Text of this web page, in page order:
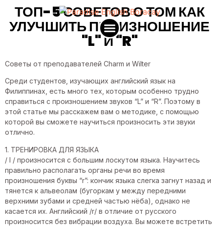
ТОП-5 СОВЕТОВ О ТОМ КАК
УЛУЧШИТЬ ПРОИЗНОШЕНИЕ
"L" И "R"
Советы от преподавателей Charm и Wilter
Среди студентов, изучающих английский язык на
Филиппинах, есть много тех, которым особенно трудно
справиться с произношением звуков “L” и “R”. Поэтому в
этой статье мы расскажем вам о методике, с помощью
которой вы сможете научиться произносить эти звуки
отлично.
1. ТРЕНИРОВКА ДЛЯ ЯЗЫКА
/ l / произносится с большим лоскутом языка. Научитесь
правильно располагать органы речи во время
произношения буквы “r”: кончик языка слегка загнут назад и
тянется к альвеолам (бугоркам у между передними
верхними зубами и средней частью нёба), однако не
касается их. Английский /r/ в отличие от русского
произносится без вибрации воздуха. Вы можете встретить